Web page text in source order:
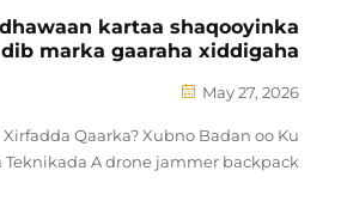
kartaa shaqooyinka
marka gaaraha xiddigaha
May 27, 2026
Qaarka? Xubno Badan oo Ku
Teknikada A drone jammer backpack